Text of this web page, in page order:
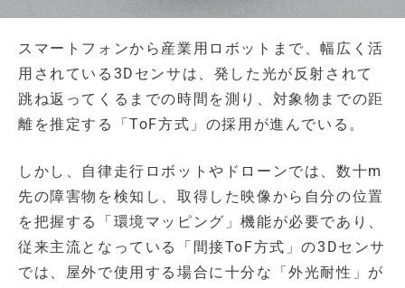
スマートフォンから産業用ロボットまで、幅広く活
用されている3Dセンサは、発した光が反射されて
跳ね返ってくるまでの時間を測り、対象物までの距
離を推定する「ToF方式」の採用が進んでいる。
しかし、自律走行ロボットやドローンでは、数十m
先の障害物を検知し、取得した映像から自分の位置
を把握する「環境マッピング」機能が必要であり、
従来主流となっている「間接ToF方式」の3Dセンサ
では、屋外で使用する場合に十分な「外光耐性」が